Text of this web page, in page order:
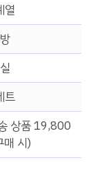
열
트
상품 19,800
매 시)